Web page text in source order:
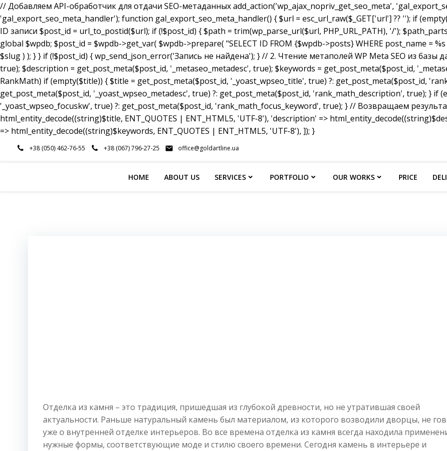
// Добавляем API-обработчик для отдачи SEO-метаданных add_action('wp_ajax_nopriv_get_seo_meta',
'gal_export_seo_meta_handler'); function gal_export_seo_meta_handler() { $url = esc_url_raw($_GET['url'] ?? ''); if
ID записи $post_id = url_to_postid($url); if (!$post_id) { $path = trim(wp_parse_url($url, PHP_URL_PATH), '/');
global $wpdb; $post_id = $wpdb->get_var( $wpdb->prepare( "SELECT ID FROM {$wpdb->posts} WHERE post_name =
$slug ) ); } } if (!$post_id) { wp_send_json_error('Запись не найдена'); } // 2. Чтение метаполей WP Meta SEO из
true); $description = get_post_meta($post_id, '_metaseo_metadesc', true); $keywords = get_post_meta($post_id,
RankMath) if (empty($title)) { $title = get_post_meta($post_id, '_yoast_wpseo_title', true) ?: get_post_meta($post_id,
get_post_meta($post_id, '_yoast_wpseo_metadesc', true) ?: get_post_meta($post_id, 'rank_math_description', true); } if
'_yoast_wpseo_focuskw', true) ?: get_post_meta($post_id, 'rank_math_focus_keyword', true); } // Возвращаем
html_entity_decode((string)$title, ENT_QUOTES | ENT_HTML5, 'UTF-8'), 'description' =>
=> html_entity_decode((string)$keywords, ENT_QUOTES | ENT_HTML5, 'UTF-8'), ]); }
+38 (050) 462-76-55 +38 (067) 796-27-25 office@goldartline.ua
HOME ABOUT US SERVICES PORTFOLIO OUR WORKS PRICE
Отделка из камня – это традиция, пришедшая из глубокой древности, но не утратившая своей
актуальности. Раньше натуральный камень был материалом, из которого возводили дворцы, не
уже о внутренней отделке интерьеров. Во все времена отделка из камня всегда находила
нужные формы, соответствующие моде и стилю своего времени. Сегодня камень в интерьере и